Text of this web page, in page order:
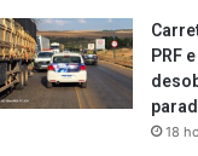
PRF
18